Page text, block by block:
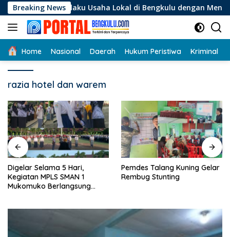
Langsung
ke
konten
Breaking News
Pelaku Usaha Lokal di Bengkulu dengan Meningkatkan
Home Nasional Daerah Hukum Peristiwa Kriminal
razia hotel dan warem
Digelar Selama 5 Hari,
Kegiatan MPLS SMAN 1
Mukomuko Berlangsung
Pemdes Talang Kuning Gelar
Rembug Stunting